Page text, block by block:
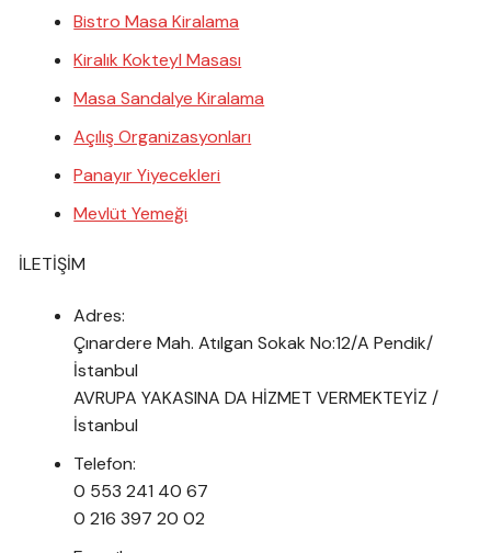
Bistro Masa Kiralama
Kiralık Kokteyl Masası
Masa Sandalye Kiralama
Açılış Organizasyonları
Panayır Yiyecekleri
Mevlüt Yemeği
İLETİŞİM
Adres:
Çınardere Mah. Atılgan Sokak No:12/A Pendik/
İstanbul
AVRUPA YAKASINA DA HİZMET VERMEKTEYİZ /
İstanbul
Telefon:
0 553 241 40 67
0 216 397 20 02